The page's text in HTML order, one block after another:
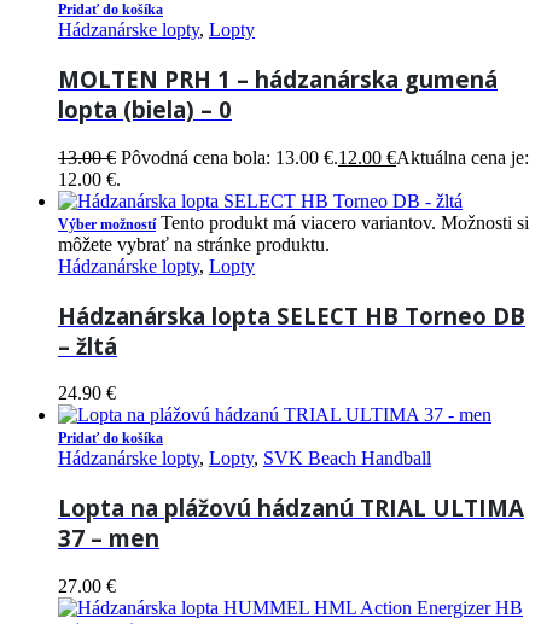
Pridať do košíka
Hádzanárske lopty, Lopty
MOLTEN PRH 1 – hádzanárska gumená
lopta (biela) – 0
13.00€ Pôvodná cena bola: 13.00 €.12.00 €Aktuálna cena je:
12.00 €.
Výber možností Tento produkt má viacero variantov. Možnosti si
môžete vybrať na stránke produktu.
Hádzanárske lopty, Lopty
Hádzanárska lopta SELECT HB Torneo DB
– žltá
24.90 €
Pridať do košíka
Hádzanárske lopty, Lopty, SVK Beach Handball
Lopta na plážovú hádzanú TRIAL ULTIMA
37 – men
27.00 €